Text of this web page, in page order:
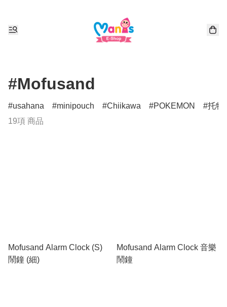
#Mofusand
usahana minipouch Chiikawa POKEMON
托特
19項 商品
Mofusand Alarm Clock (S)
鬧鐘 (細)
Mofusand Alarm Clock 音樂
鬧鐘